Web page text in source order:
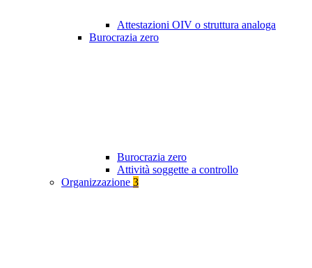
Attestazioni OIV o struttura analoga
Burocrazia zero
Burocrazia zero
Attività soggette a controllo
Organizzazione 3